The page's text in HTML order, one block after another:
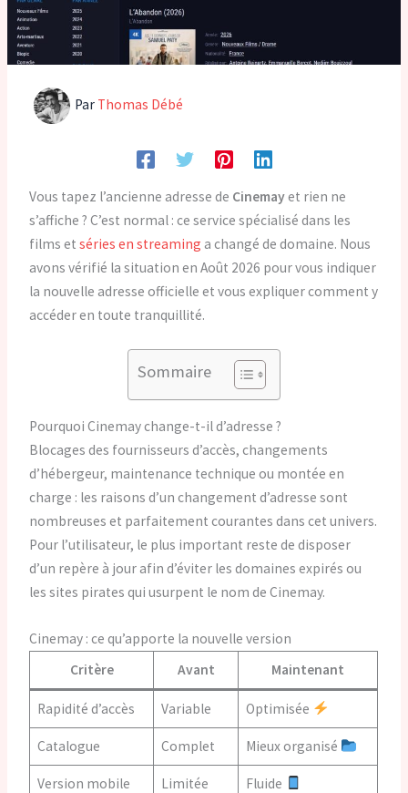
Par Thomas Débé
Vous tapez l’ancienne adresse de Cinemayet rien ne
s’affiche ? C’est normal : ce service spécialisé dans les
films etséries en streaming a changé de domaine. Nous
avons vérifié la situation en Août 2026 pour vous indiquer
la nouvelle adresse officielle et vous expliquer comment y
accéder en toute tranquillité.
Sommaire
Pourquoi Cinemay change-t-il d’adresse ?
Blocages des fournisseurs d’accès, changements
d’hébergeur, maintenance technique ou montée en
charge : les raisons d’un changement d’adresse sont
nombreuses et parfaitement courantes dans cet univers.
Pour l’utilisateur, le plus important reste de disposer
d’un repère à jour afin d’éviter les domaines expirés ou
les sites pirates qui usurpent le nom de Cinemay.
Cinemay : ce qu’apporte la nouvelle version
Critère
Avant Maintenant
Rapidité d’accès Variable Optimisée
Catalogue Complet Mieux organisé
Version mobile Limitée Fluide